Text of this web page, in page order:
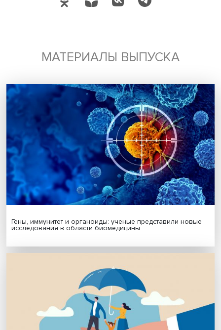
Будь всегда в курсе !
Подпишись на наши новости:
Подписаться
Я согласен на обработку
персональных данных